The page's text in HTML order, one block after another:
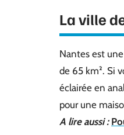
La ville
Nantes est
de 65 km². Si
éclairée en
pour une
A lire aussi :